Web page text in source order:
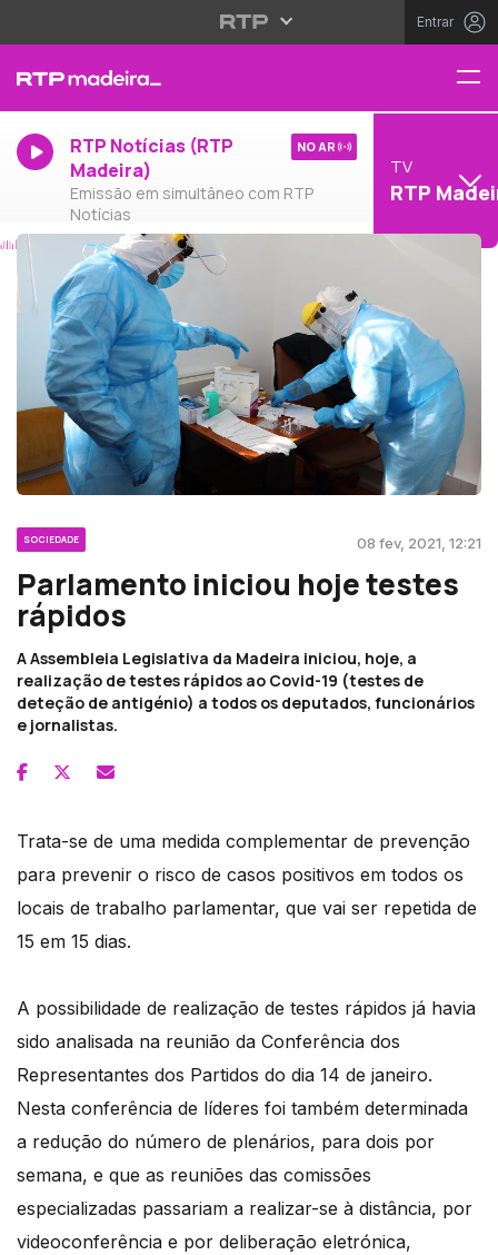
Entrar
RTP Notícias (RTP
Madeira)
Emissão em simultâneo com RTP
Notícias
NO AR
TV
RTP
SOCIEDADE 08 fev, 2021, 12:21
Parlamento iniciou hoje testes
rápidos
A Assembleia Legislativa da Madeira iniciou, hoje, a
realização de testes rápidos ao Covid-19 (testes de
deteção de antigénio) a todos os deputados, funcionários
e jornalistas.
Trata-se de uma medida complementar de prevenção
para prevenir o risco de casos positivos em todos os
locais de trabalho parlamentar, que vai ser repetida de
15 em 15 dias.
A possibilidade de realização de testes rápidos já havia
sido analisada na reunião da Conferência dos
Representantes dos Partidos do dia 14 de janeiro.
Nesta conferência de líderes foi também determinada
a redução do número de plenários, para dois por
semana, e que as reuniões das comissões
especializadas passariam a realizar-se à distância, por
videoconferência e por deliberação eletrónica,